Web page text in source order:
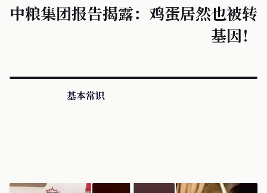
中粮集团报告揭露：鸡蛋居然也被转
基因！
基本常识